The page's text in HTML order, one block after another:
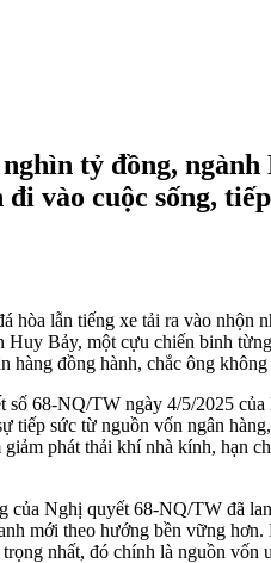
tỷ đồng, ngành
vào cuộc sống,
lẫn tiếng xe tải ra vào nhộn
Bảy, một cựu chiến binh
hàng đồng hành, chắc ông
68-NQ/TW ngày 4/5/2025
sức từ nguồn vốn ngân
phát thải khí nhà kính, hạn
Nghị quyết 68-NQ/TW đã
mới theo hướng bền vững
nhất, đó chính là nguồn